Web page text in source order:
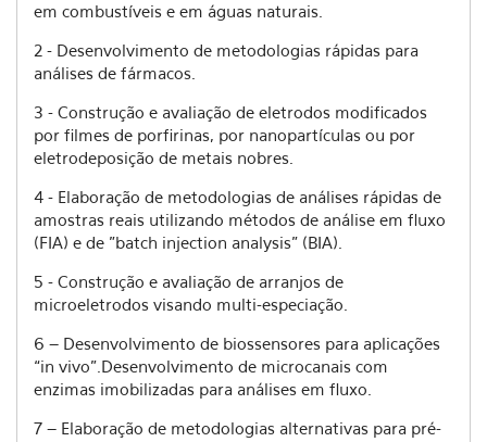
em combustíveis e em águas naturais.
2 - Desenvolvimento de metodologias rápidas para
análises de fármacos.
3 - Construção e avaliação de eletrodos modificados
por filmes de porfirinas, por nanopartículas ou por
eletrodeposição de metais nobres.
4 - Elaboração de metodologias de análises rápidas de
amostras reais utilizando métodos de análise em fluxo
(FIA) e de "batch injection analysis" (BIA).
5 - Construção e avaliação de arranjos de
microeletrodos visando multi-especiação.
6 – Desenvolvimento de biossensores para aplicações
“in vivo”.Desenvolvimento de microcanais com
enzimas imobilizadas para análises em fluxo.
7 – Elaboração de metodologias alternativas para pré-